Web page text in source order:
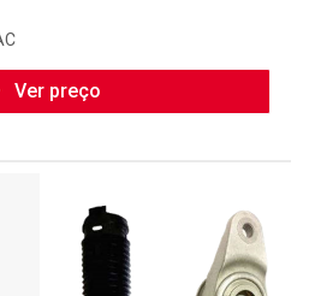
Ver preço